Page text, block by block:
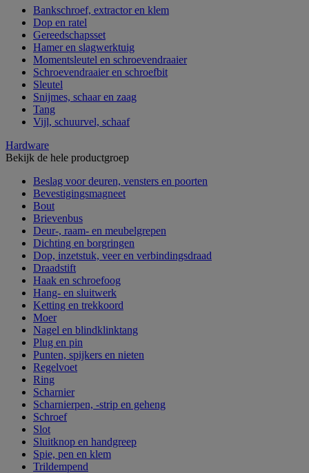
Bankschroef, extractor en klem
Dop en ratel
Gereedschapsset
Hamer en slagwerktuig
Momentsleutel en schroevendraaier
Schroevendraaier en schroefbit
Sleutel
Snijmes, schaar en zaag
Tang
Vijl, schuurvel, schaaf
Hardware
Bekijk de hele productgroep
Beslag voor deuren, vensters en poorten
Bevestigingsmagneet
Bout
Brievenbus
Deur-, raam- en meubelgrepen
Dichting en borgringen
Dop, inzetstuk, veer en verbindingsdraad
Draadstift
Haak en schroefoog
Hang- en sluitwerk
Ketting en trekkoord
Moer
Nagel en blindklinktang
Plug en pin
Punten, spijkers en nieten
Regelvoet
Ring
Scharnier
Scharnierpen, -strip en geheng
Schroef
Slot
Sluitknop en handgreep
Spie, pen en klem
Trildempend